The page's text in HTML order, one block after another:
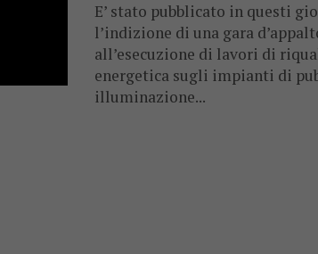
E’ stato pubblicato in questi
l’indizione di una gara
all’esecuzione di lavori di
energetica sugli impianti di
illuminazione...